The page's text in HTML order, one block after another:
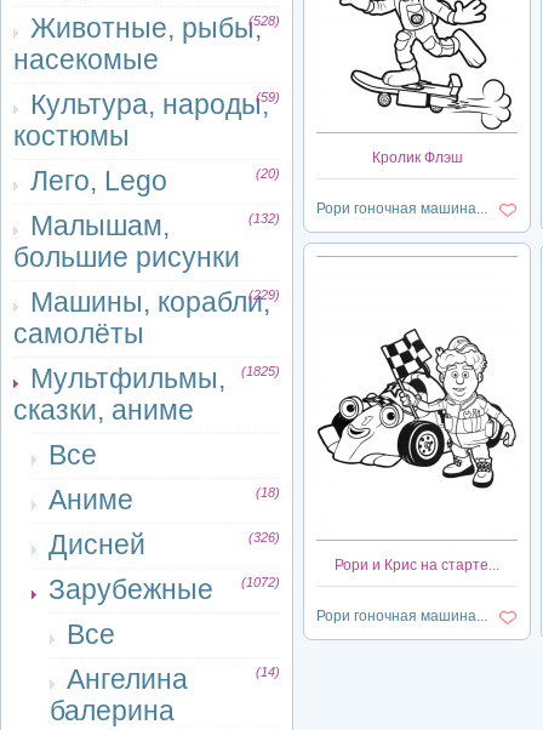
Животные, рыбы,
насекомые
(528)
Культура, народы,
костюмы
(59)
Лего, Lego (20)
Малышам,
большие рисунки
(132)
Машины, корабли,
самолёты
(229)
Мультфильмы,
сказки, аниме
(1825)
Все
Аниме
(18)
Дисней (326)
Зарубежные (1072)
Все
Ангелина
балерина
(14)
Кролик Флэш
Рори гоночная машина...
Рори и Крис на старте...
Рори гоночная машина...